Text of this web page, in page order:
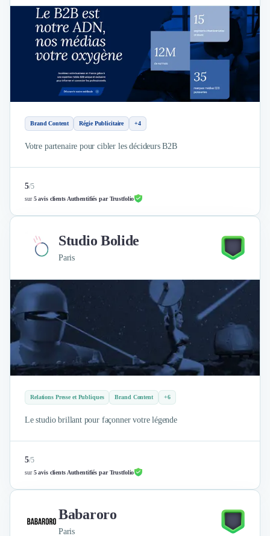
Brand Content Régie Publicitaire +4
Votre partenaire pour cibler les décideurs B2B
5/5
sur5 avis clients Authentifiés par Trustfolio
Studio Bolide
Paris
Relations Presse et Publiques Brand Content +6
Le studio brillant pour façonner votre légende
5/5
sur5 avis clients Authentifiés par Trustfolio
Babaroro
Paris